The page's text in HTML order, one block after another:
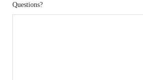
Questions?